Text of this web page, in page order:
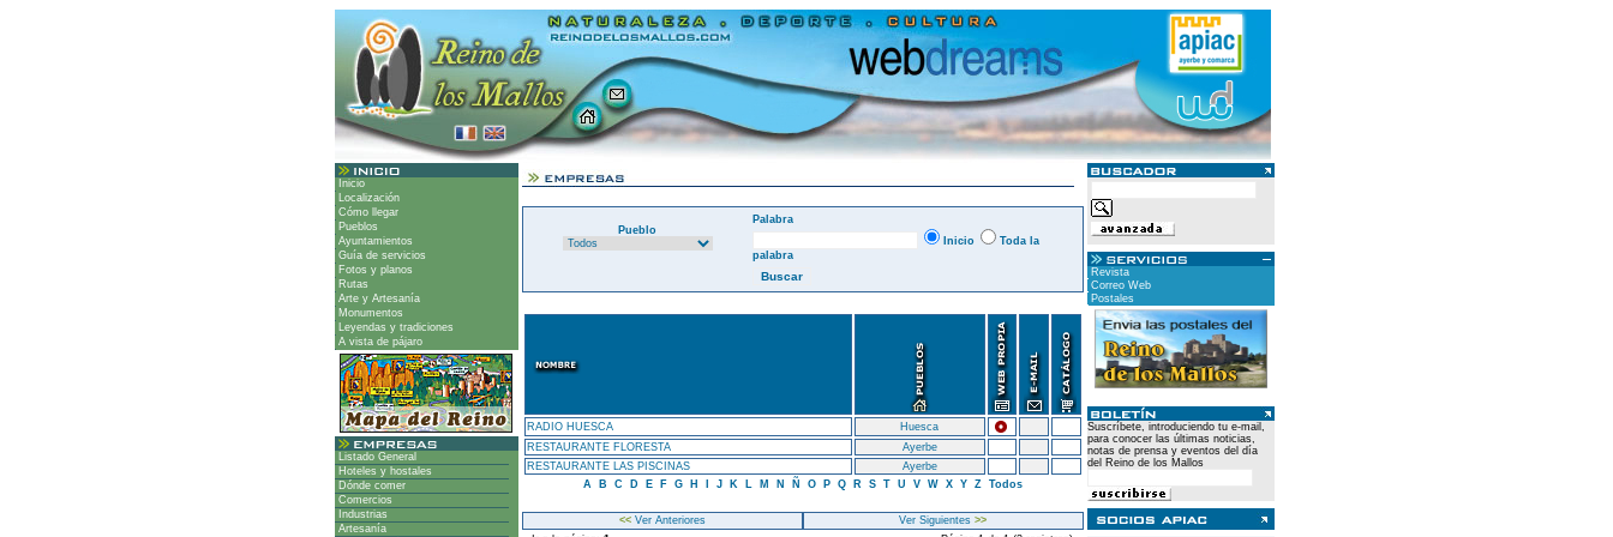
Inicio
Localización
Cómo llegar
Pueblos
Ayuntamientos
Guía de servicios
Fotos y planos
Rutas
Arte y Artesanía
Monumentos
Leyendas y tradiciones
A vista de pájaro
Listado General
Hoteles y hostales
Dónde comer
Comercios
Industrias
Artesanía
Pueblo
Palabra
Inicio
Toda la
palabra
RADIO HUESCA
Huesca
RESTAURANTE FLORESTA
Ayerbe
RESTAURANTE LAS PISCINAS
Ayerbe
A
B C D E F G H J K L M N Ñ O P Q R S T U V W X Y Z Todos
<<Ver Anteriores Ver Siguientes >>
Revista
Correo Web
Postales
Suscríbete, introduciendo tu e-mail,
para conocer las últimas noticias,
notas de prensa y eventos del día
del Reino de los Mallos